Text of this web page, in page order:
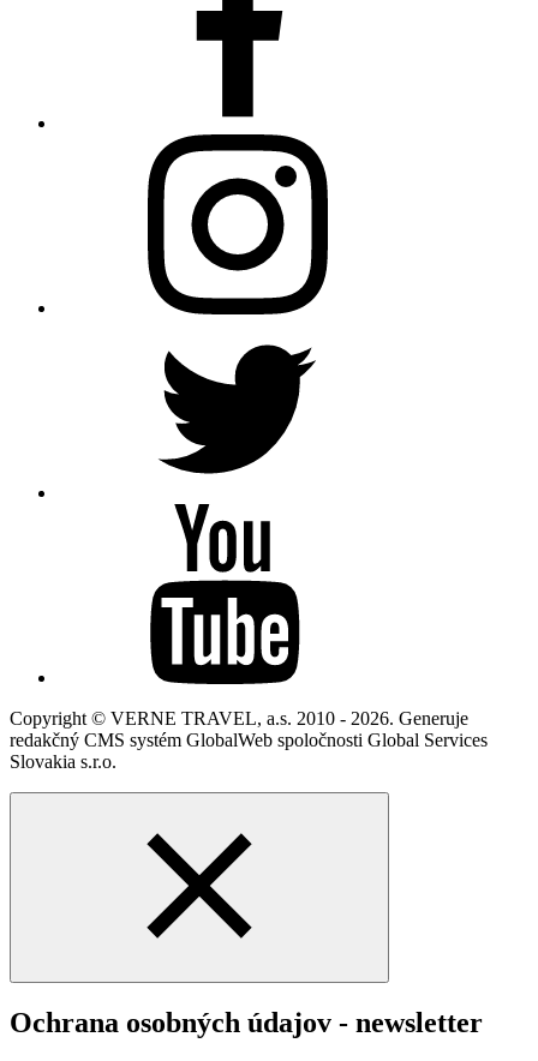
Copyright © VERNE TRAVEL, a.s. 2010 - 2026. Generuje
redakčný CMS systém GlobalWeb spoločnosti Global Services
Slovakia s.r.o.
Ochrana osobných údajov - newsletter